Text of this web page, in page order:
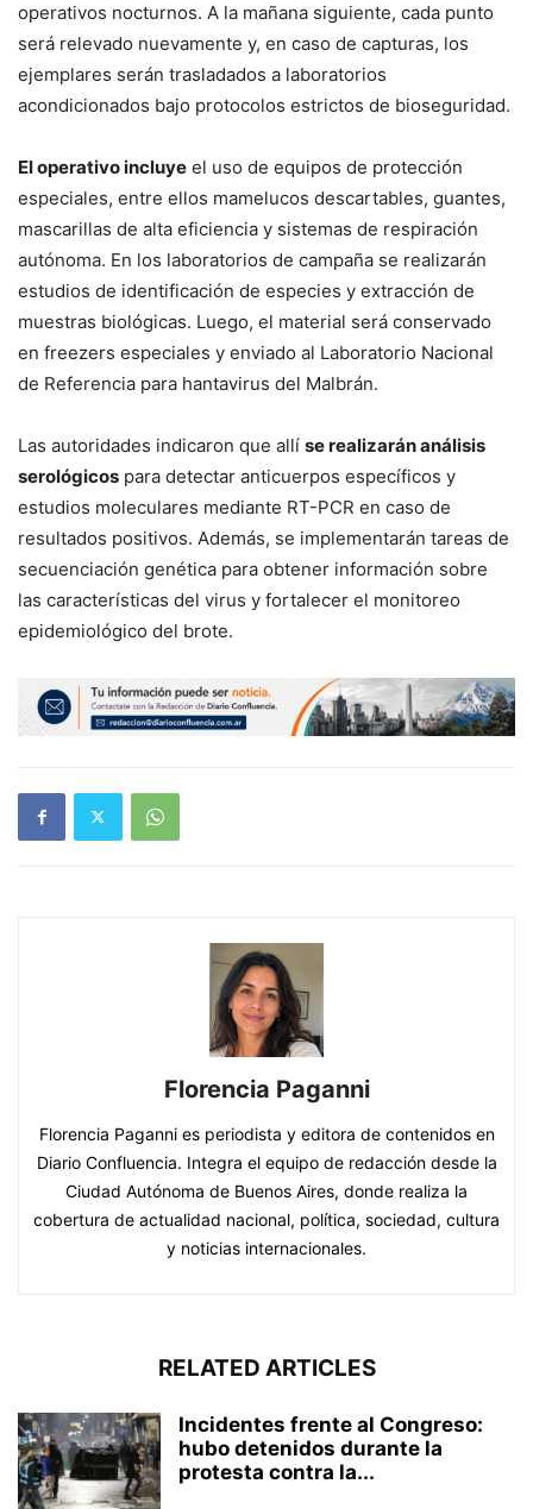
operativos nocturnos. A la mañana siguiente, cada punto
será relevado nuevamente y, en caso de capturas, los
ejemplares serán trasladados a laboratorios
acondicionados bajo protocolos estrictos de bioseguridad.
El operativo incluye el uso de equipos de protección
especiales, entre ellos mamelucos descartables, guantes,
mascarillas de alta eficiencia y sistemas de respiración
autónoma. En los laboratorios de campaña se realizarán
estudios de identificación de especies y extracción de
muestras biológicas. Luego, el material será conservado
en freezers especiales y enviado al Laboratorio Nacional
de Referencia para hantavirus del Malbrán.
Las autoridades indicaron que allí se realizarán análisis
serológicos para detectar anticuerpos específicos y
estudios moleculares mediante RT-PCR en caso de
resultados positivos. Además, se implementarán tareas de
secuenciación genética para obtener información sobre
las características del virus y fortalecer el monitoreo
epidemiológico del brote.
Florencia Paganni
Florencia Paganni es periodista y editora de contenidos en
Diario Confluencia. Integra el equipo de redacción desde la
Ciudad Autónoma de Buenos Aires, donde realiza la
cobertura de actualidad nacional, política, sociedad, cultura
y noticias internacionales.
RELATED ARTICLES
Incidentes frente al Congreso:
hubo detenidos durante la
protesta contra la...